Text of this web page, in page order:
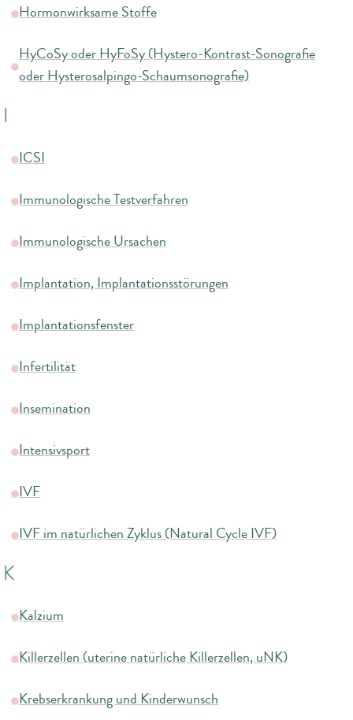
Hormonwirksame Stoffe
HyCoSy oder HyFoSy (Hystero-Kontrast-Sonografie
oder Hysterosalpingo-Schaumsonografie)
I
ICSI
Immunologische Testverfahren
Immunologische Ursachen
Implantation, Implantationsstörungen
Implantationsfenster
Infertilität
Insemination
Intensivsport
IVF
IVF im natürlichen Zyklus (Natural Cycle IVF)
K
Kalzium
Killerzellen (uterine natürliche Killerzellen, uNK)
Krebserkrankung und Kinderwunsch